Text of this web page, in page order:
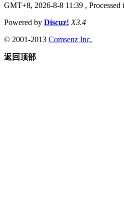
GMT+8, 2026-8-8 11:39 ,
Powered by Discuz! X3.4
© 2001-2013 Comsenz Inc.
返回顶部